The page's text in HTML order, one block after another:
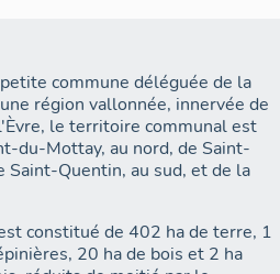
Moreau à Botz-en-Mauges et
taillis d'environ 18 hectares,
1827.
existaient sur le territoire. Celle
avec maison noble, chapelle et
de la Forêt à la
du Bois-Coupeau et de la
de Saint-Florent et appartenait
commune déléguée de la
région vallonnée, innervée de
le territoire communal est
du-Mottay, au nord, de Saint-
Quentin, au sud, et de la
constitué de 402 ha de terre, 1
20 ha de bois et 2 ha